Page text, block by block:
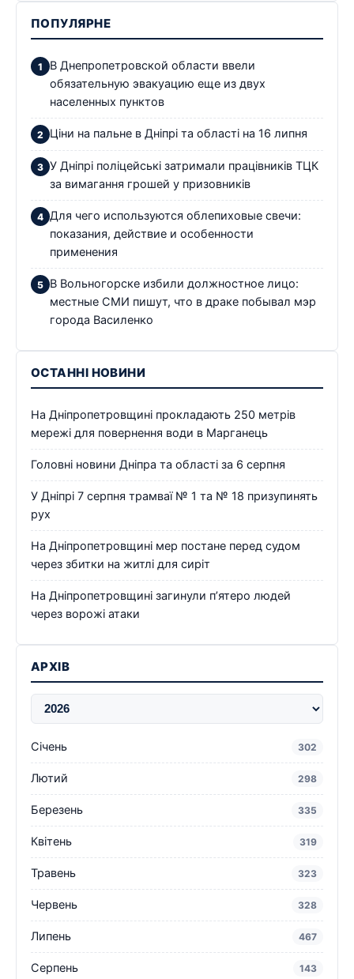
ПОПУЛЯРНЕ
В Днепропетровской области ввели
обязательную эвакуацию еще из двух
населенных пунктов
Ціни на пальне в Дніпрі та області на 16 липня
У Дніпрі поліцейські затримали працівників ТЦК
за вимагання грошей у призовників
Для чего используются облепиховые свечи:
показания, действие и особенности
применения
В Вольногорске избили должностное лицо:
местные СМИ пишут, что в драке побывал мэр
города Василенко
ОСТАННІ НОВИНИ
На Дніпропетровщині прокладають 250 метрів
мережі для повернення води в Марганець
Головні новини Дніпра та області за 6 серпня
У Дніпрі 7 серпня трамваї № 1 та № 18 призупинять
рух
На Дніпропетровщині мер постане перед судом
через збитки на житлі для сиріт
На Дніпропетровщині загинули п’ятеро людей
через ворожі атаки
АРХІВ
Січень 302
Лютий 298
Березень 335
Квітень 319
Травень 323
Червень 328
Липень 467
Серпень 143